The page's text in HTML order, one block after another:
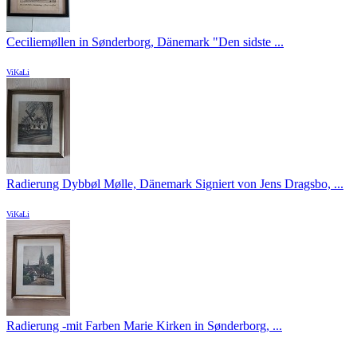
Ceciliemøllen in Sønderborg, Dänemark "Den sidste ...
ViKaLi
Radierung Dybbøl Mølle, Dänemark Signiert von Jens Dragsbo, ...
ViKaLi
Radierung -mit Farben Marie Kirken in Sønderborg, ...